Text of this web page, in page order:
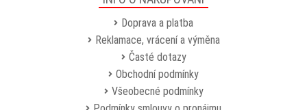
Doprava a platba
Reklamace, vrácení a výměna
Časté dotazy
Obchodní podmínky
Všeobecné podmínky